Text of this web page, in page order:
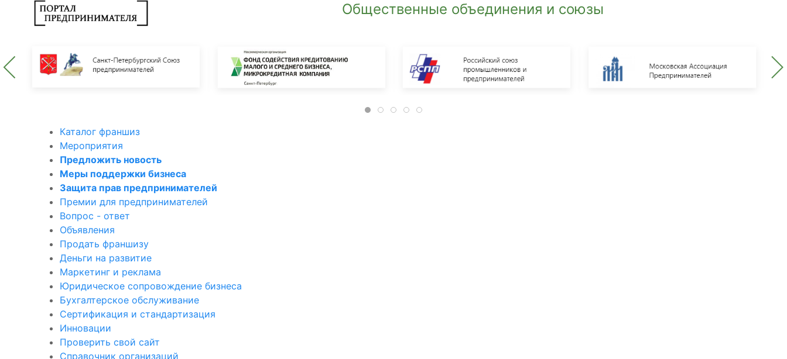
Общественные объединения и союзы
Каталог франшиз
Мероприятия
Предложить новость
Меры поддержки бизнеса
Защита прав предпринимателей
Премии для предпринимателей
Вопрос - ответ
Объявления
Продать франшизу
Деньги на развитие
Маркетинг и реклама
Юридическое сопровождение бизнеса
Бухгалтерское обслуживание
Сертификация и стандартизация
Инновации
Проверить свой сайт
Справочник организаций